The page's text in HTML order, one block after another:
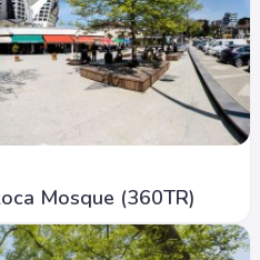
Mosque (360TR)